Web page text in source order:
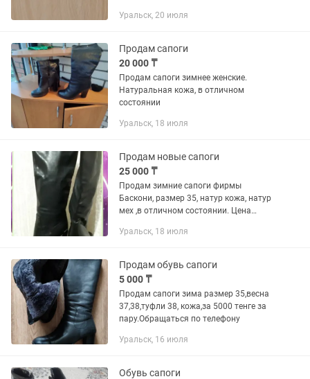
Уральск, 20 июля
Продам сапоги
20 000 ₸
Продам сапоги зимнее женские.
Натуральная кожа, в отличном
состоянии
Уральск, 18 июля
Продам новые сапоги
25 000 ₸
Продам зимние сапоги фирмы
Баскони, размер 35, натур кожа, натур
мех ,в отличном состоянии. Цена
Уральск, 18 июля
Продам обувь сапоги
5 000 ₸
Продам сапоги зима размер 35,весна
37,38,туфли 38, кожа,за 5000 тенге за
пару.Обращаться по телефону
Уральск, 16 июля
Обувь сапоги